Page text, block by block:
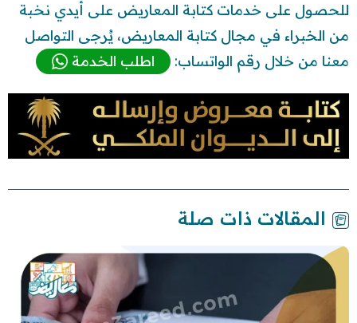
للحصول على خدمات كتابة المعاريض على أيدي نخبة
من الخبراء في مجال كتابة المعاريض، يُرجى التواصل
معنا من خلال رقم الواتساب:
اطلب الخدمة
المقالات ذات صلة